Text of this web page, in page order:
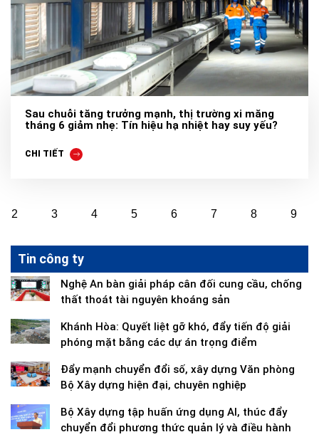
Sau chuỗi tăng trưởng mạnh, thị trường xi măng
tháng 6 giảm nhẹ: Tín hiệu hạ nhiệt hay suy yếu?
CHI TIẾT
2 3 4 5 6 7 8 9
Tin công ty
Nghệ An bàn giải pháp cân đối cung cầu, chống
thất thoát tài nguyên khoáng sản
Khánh Hòa: Quyết liệt gỡ khó, đẩy tiến độ giải
phóng mặt bằng các dự án trọng điểm
Đẩy mạnh chuyển đổi số, xây dựng Văn phòng
Bộ Xây dựng hiện đại, chuyên nghiệp
Bộ Xây dựng tập huấn ứng dụng AI, thúc đẩy
chuyển đổi phương thức quản lý và điều hành